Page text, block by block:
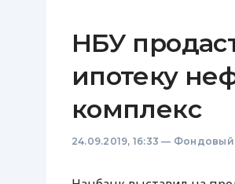
НБУ
ипотеку
комплекс
24.09.2019, 16:33 — Фондовый